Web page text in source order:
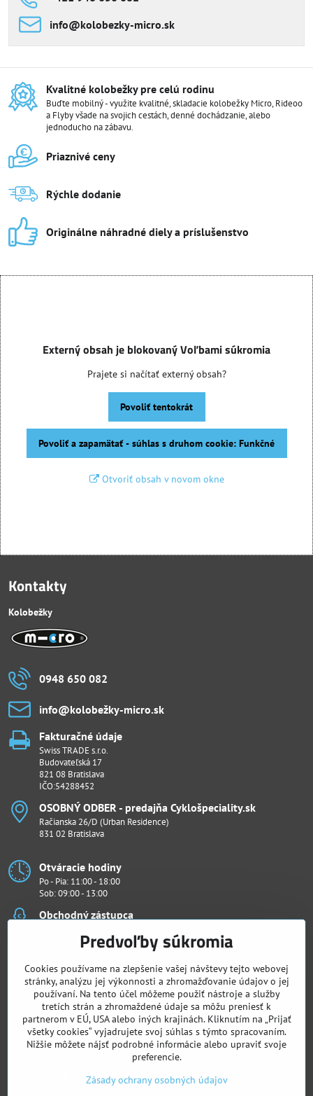
info​@kolobezky-micro​.sk
Kvalitné kolobežky pre celú rodinu
Buďte mobilný - využite kvalitné, skladacie kolobežky Micro, Rideoo
a Flyby všade na svojich cestách, denné dochádzanie, alebo
jednoducho na zábavu.
Priaznivé ceny
Rýchle dodanie
Originálne náhradné diely a príslušenstvo
Externý obsah je blokovaný Voľbami súkromia
Prajete si načítať externý obsah?
Povoliť tentokrát
Povoliť a zapamätať - súhlas s druhom cookie: Funkčné
Otvoriť obsah v novom okne
Kontakty
Kolobežky
0948 650 082
info​@kolobežky-micro​.sk
Fakturačné údaje
Swiss TRADE s.r.o.
Budovateľská 17
821 08 Bratislava
IČO:54288452
OSOBNÝ ODBER - predajňa Cyklošpeciality​.sk
Račianska 26/D (Urban Residence)
831 02 Bratislava
Otváracie hodiny
Po - Pia: 11:00 - 18:00
Sob: 09:00 - 13:00
Obchodný zástupca
Všetko k nákupu
Chcete vidieť naše novinky ako prví?
Sledujte nás
Facebook Instagram
Skladacie kolobežky
Predvoľby súkromia
Cookies používame na zlepšenie vašej návštevy tejto webovej
stránky, analýzu jej výkonnosti a zhromažďovanie údajov o jej
používaní. Na tento účel môžeme použiť nástroje a služby
tretích strán a zhromaždené údaje sa môžu preniesť k
partnerom v EÚ, USA alebo iných krajinách. Kliknutím na „Prijať
všetky cookies“ vyjadrujete svoj súhlas s týmto spracovaním.
Nižšie môžete nájsť podrobné informácie alebo upraviť svoje
preferencie.
Zásady ochrany osobných údajov